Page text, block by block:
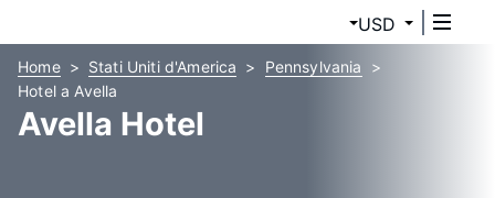
USD
Home Stati Uniti d'America
Pennsylvania
Hotel a Avella
Avella Hotel